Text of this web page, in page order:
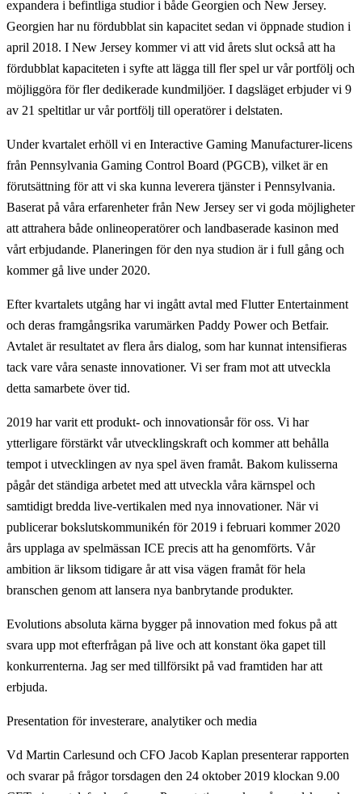
expandera i befintliga studior i både Georgien och New Jersey.
Georgien har nu fördubblat sin kapacitet sedan vi öppnade studion i
april 2018. I New Jersey kommer vi att vid årets slut också att ha
fördubblat kapaciteten i syfte att lägga till fler spel ur vår portfölj och
möjliggöra för fler dedikerade kundmiljöer. I dagsläget erbjuder vi 9
av 21 speltitlar ur vår portfölj till operatörer i delstaten.
Under kvartalet erhöll vi en Interactive Gaming Manufacturer-licens
från Pennsylvania Gaming Control Board (PGCB), vilket är en
förutsättning för att vi ska kunna leverera tjänster i Pennsylvania.
Baserat på våra erfarenheter från New Jersey ser vi goda möjligheter
att attrahera både onlineoperatörer och landbaserade kasinon med
vårt erbjudande. Planeringen för den nya studion är i full gång och
kommer gå live under 2020.
Efter kvartalets utgång har vi ingått avtal med Flutter Entertainment
och deras framgångsrika varumärken Paddy Power och Betfair.
Avtalet är resultatet av flera års dialog, som har kunnat intensifieras
tack vare våra senaste innovationer. Vi ser fram mot att utveckla
detta samarbete över tid.
2019 har varit ett produkt- och innovationsår för oss. Vi har
ytterligare förstärkt vår utvecklingskraft och kommer att behålla
tempot i utvecklingen av nya spel även framåt. Bakom kulisserna
pågår det ständiga arbetet med att utveckla våra kärnspel och
samtidigt bredda live-vertikalen med nya innovationer. När vi
publicerar bokslutskommunikén för 2019 i februari kommer 2020
års upplaga av spelmässan ICE precis att ha genomförts. Vår
ambition är liksom tidigare år att visa vägen framåt för hela
branschen genom att lansera nya banbrytande produkter.
Evolutions absoluta kärna bygger på innovation med fokus på att
svara upp mot efterfrågan på live och att konstant öka gapet till
konkurrenterna. Jag ser med tillförsikt på vad framtiden har att
erbjuda.
Presentation för investerare, analytiker och media
Vd Martin Carlesund och CFO Jacob Kaplan presenterar rapporten
och svarar på frågor torsdagen den 24 oktober 2019 klockan 9.00